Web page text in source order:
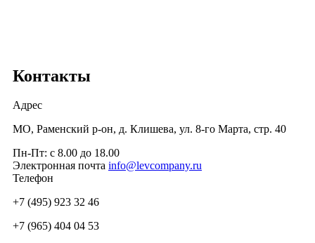
Контакты
Адрес
МО, Раменский р-он, д. Клишева, ул. 8-го Марта, стр. 40
Пн-Пт: с 8.00 до 18.00
Электронная почта info@levcompany.ru
Телефон
+7 (495) 923 32 46
+7 (965) 404 04 53